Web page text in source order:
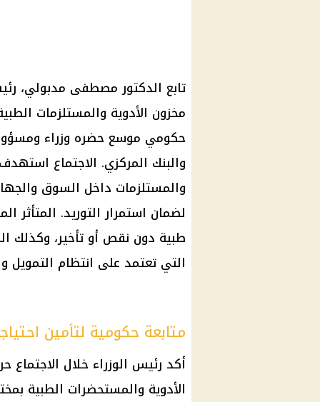
تابع الدكتور مصطفى مدبولي،
مخزون الأدوية والمستلزمات
حكومي موسع حضره وزراء
والبنك المركزي. الاجتماع
والمستلزمات داخل السوق
لضمان استمرار التوريد.
طبية دون نقص أو تأخير، وكذلك
التي تعتمد على انتظام التمويل
متابعة حكومية لتأمين
أكد رئيس الوزراء خلال
الأدوية والمستحضرات الطبية